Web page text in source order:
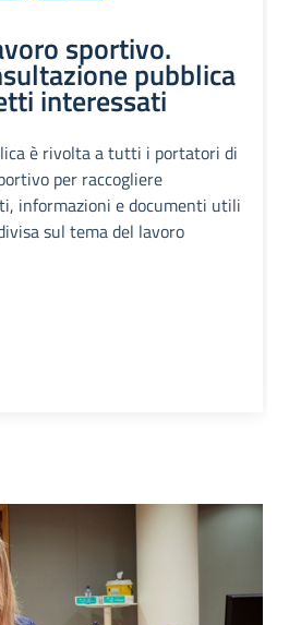
sportivo.
pubblica
interessati
è rivolta a tutti i portatori di
per raccogliere
informazioni e documenti utili
sul tema del lavoro